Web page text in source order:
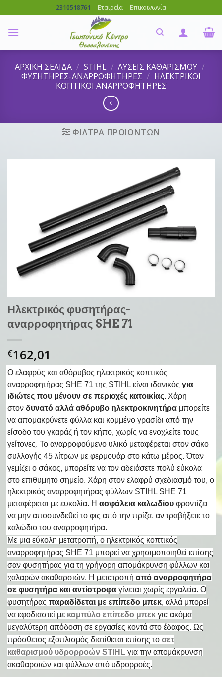
to
content
2310518761 Εταιρεία Επικοινωνία
ΑΡΧΙΚΗ ΣΕΛΙΔΑ / STIHL / ΛΥΣΕΙΣ ΚΑΘΑΡΙΣΜΟΥ /
ΦΥΣΗΤΗΡΕΣ-ΑΝΑΡΡΟΦΗΤΗΡΕΣ / ΗΛΕΚΤΡΙΚΟΙ
ΚΟΠΤΙΚΟΙ ΑΝΑΡΡΟΦΗΤΗΡΕΣ
ΦΙΛΤΡΑ ΠΡΟΙΟΝΤΩΝ
Ηλεκτρικός φυσητήρας-
αναρροφητήρας SHE 71
€162,01
Ο ελαφρύς και αθόρυβος ηλεκτρικός κοπτικός
αναρροφητήρας SHE 71 της STIHL είναι ιδανικός για
ιδιώτες που μένουν σε περιοχές κατοικίας. Χάρη
στον δυνατό αλλά αθόρυβο ηλεκτροκινητήρα μπορείτε
να απομακρύνετε φύλλα και κομμένο γρασίδι από την
είσοδο του γκαράζ ή τον κήπο, χωρίς να ενοχλείτε τους
γείτονες. Το αναρροφούμενο υλικό μεταφέρεται στον σάκο
συλλογής 45 λίτρων με φερμουάρ στο κάτω μέρος. Όταν
γεμίζει ο σάκος, μπορείτε να τον αδειάσετε πολύ εύκολα
στο επιθυμητό σημείο. Χάρη στον ελαφρύ σχεδιασμό του, ο
ηλεκτρικός αναρροφητήρας φύλλων STIHL SHE 71
μεταφέρεται με ευκολία. Η ασφάλεια καλωδίου φροντίζει
να μην αποσυνδεθεί το φις από την πρίζα, αν τραβήξετε το
καλώδιο του αναρροφητήρα.
Με μια εύκολη μετατροπή, ο ηλεκτρικός κοπτικός
αναρροφητήρας SHE 71 μπορεί να χρησιμοποιηθεί επίσης
σαν φυσητήρας για τη γρήγορη απομάκρυνση φύλλων και
χαλαρών ακαθαρσιών. Η μετατροπή από αναρροφητήρα
σε φυσητήρα και αντίστροφα γίνεται χωρίς εργαλεία. Ο
φυσητήρας παραδίδεται με επίπεδο μπεκ, αλλά μπορεί
να εφοδιαστεί με καμπύλο επίπεδο μπεκ για ακόμα
μεγαλύτερη απόδοση σε εργασίες κοντά στο έδαφος. Ως
πρόσθετος εξοπλισμός διατίθεται επίσης το σετ
καθαρισμού υδρορροών STIHL για την απομάκρυνση
ακαθαρσιών και φύλλων από υδρορροές.